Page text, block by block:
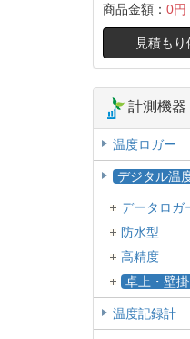
商品金額： 0円
見積も
計測機器
温度ロガー
デジタル温
データロガ
防水型
高精度
卓上・壁
温度記録計